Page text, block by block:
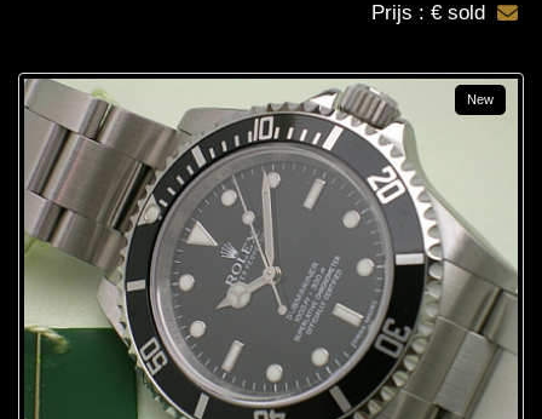
Prijs : € sold
New